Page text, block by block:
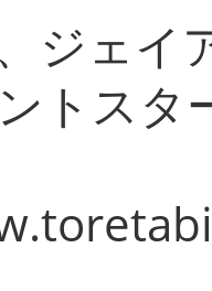
ジェイ
トスタ